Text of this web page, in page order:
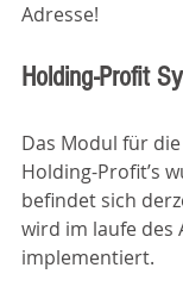
Adresse!
Holding-Profit
Das Modul für
Holding-Profit’s
befindet sich
wird im laufe des
implementiert.